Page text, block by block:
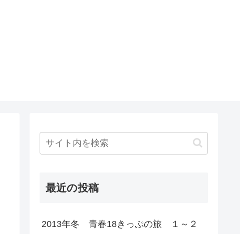
最近の投稿
2013年冬 青春18きっぷの旅 １～２